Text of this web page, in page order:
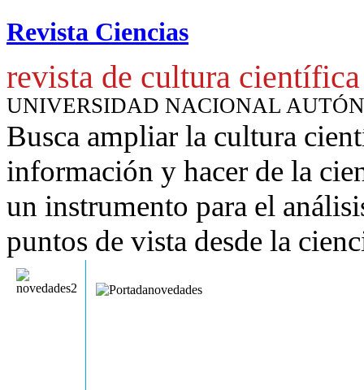
Revista Ciencias
revista de cultura científica
UNIVERSIDAD NACIONAL
Busca ampliar la cultura
información y hacer de la
un instrumento para el
puntos de vista desde la